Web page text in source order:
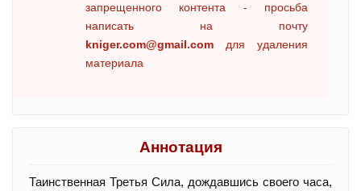
запрещенного контента - просьба
написать на почту
kniger.com@gmail.com для удаления
материала
Аннотация
Таинственная Третья Сила, дождавшись своего часа,